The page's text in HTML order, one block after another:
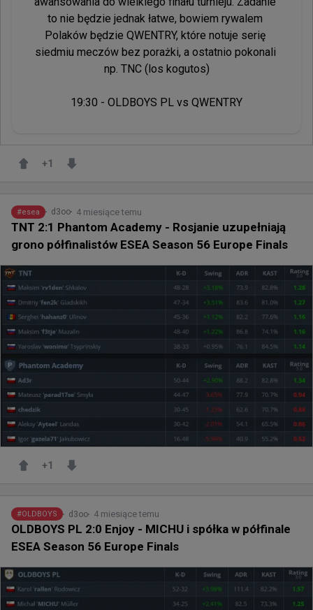
to nie będzie jednak łatwe, bowiem rywalem
Polaków będzie QWENTRY, które notuje serię
siedmiu meczów bez porażki, a ostatnio pokonali
np. TNC (los kogutos)
19:30 - OLDBOYS PL vs QWENTRY
+1
#esea d3oo 4 miesiące temu
TNT 2:1 Phantom Academy - Rosjanie uzupełniają
grono półfinalistów ESEA Season 56 Europe Finals
+1
#OLDBOYS d3oo 4 miesiące temu
OLDBOYS PL 2:0 Enjoy - MICHU i spółka w półfinale
ESEA Season 56 Europe Finals